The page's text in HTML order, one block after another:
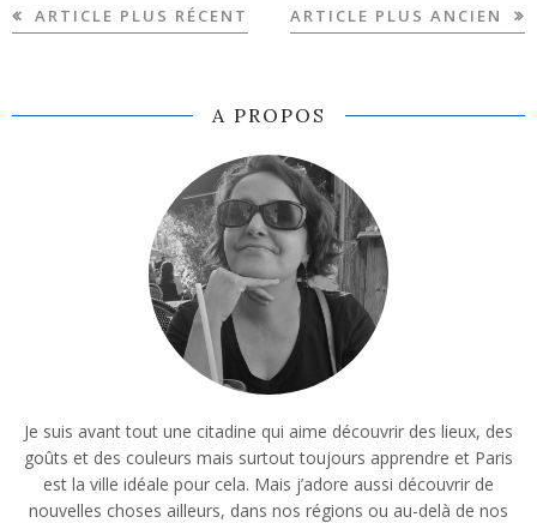
ARTICLE PLUS RÉCENT ARTICLE PLUS ANCIEN
A PROPOS
Je suis avant tout une citadine qui aime découvrir des lieux, des
goûts et des couleurs mais surtout toujours apprendre et Paris
est la ville idéale pour cela. Mais j’adore aussi découvrir de
nouvelles choses ailleurs, dans nos régions ou au-delà de nos